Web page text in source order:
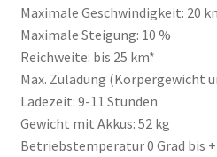
Maximale Geschwindigkeit: 20
Maximale Steigung: 10 %
Reichweite: bis 25 km*
Max. Zuladung (Körpergewicht
Ladezeit: 9-11 Stunden
Gewicht mit Akkus: 52 kg
Betriebstemperatur 0 Grad bis